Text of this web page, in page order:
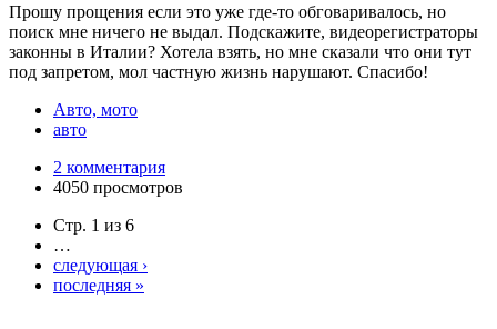
Прошу прощения если это уже где-то обговаривалось, но
поиск мне ничего не выдал. Подскажите, видеорегистраторы
законны в Италии? Хотела взять, но мне сказали что они тут
под запретом, мол частную жизнь нарушают. Спасибо!
Авто, мото
авто
2 комментария
4050 просмотров
Стр. 1 из 6
…
следующая ›
последняя »